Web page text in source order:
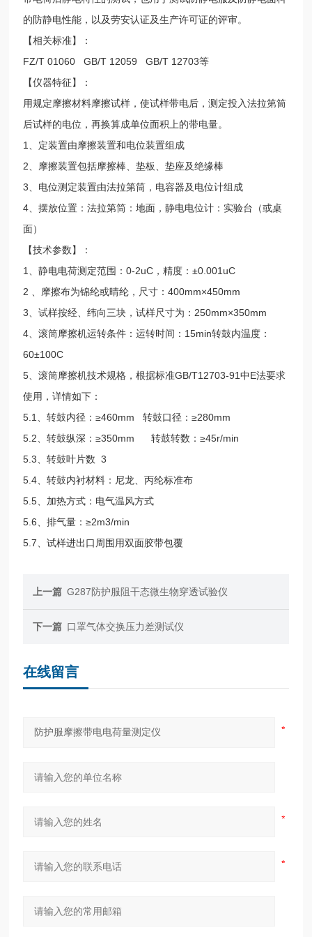
的防静电性能，以及劳安认证及生产许可证的评审。
【相关标准】：
FZ/T 01060 GB/T 12059 GB/T 12703等
【仪器特征】：
用规定摩擦材料摩擦试样，使试样带电后，测定投入法拉第筒
后试样的电位，再换算成单位面积上的带电量。
1、定装置由摩擦装置和电位装置组成
2、摩擦装置包括摩擦棒、垫板、垫座及绝缘棒
3、电位测定装置由法拉第筒，电容器及电位计组成
4、摆放位置：法拉第筒：地面，静电电位计：实验台（或桌
面）
【技术参数】：
1、静电电荷测定范围：0-2uC，精度：±0.001uC
2 、摩擦布为锦纶或晴纶，尺寸：400mm×450mm
3、试样按经、纬向三块，试样尺寸为：250mm×350mm
4、滚筒摩擦机运转条件：运转时间：15min转鼓内温度：
60±100C
5、滚筒摩擦机技术规格，根据标准GB/T12703-91中E法要求
使用，详情如下：
5.1、转鼓内径：≥460mm 转鼓口径：≥280mm
5.2、转鼓纵深：≥350mm 转鼓转数：≥45r/min
5.3、转鼓叶片数 3
5.4、转鼓内衬材料：尼龙、丙纶标准布
5.5、加热方式：电气温风方式
5.6、排气量：≥2m3/min
5.7、试样进出口周围用双面胶带包覆
上一篇 G287防护服阻干态微生物穿透试验仪
下一篇 口罩气体交换压力差测试仪
在线留言